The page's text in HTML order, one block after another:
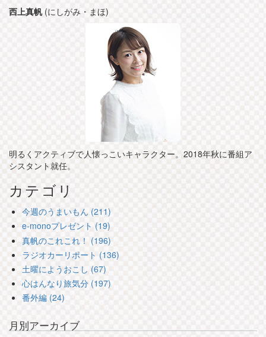
西上真帆(にしがみ・まほ)
明るくアクティブで人懐っこいキャラクター。2018年秋に番組ア
シスタント就任。
カテゴリ
今週のうまいもん (211)
e-monoプレゼント (19)
真帆のこれこれ！ (196)
ラジオカーリポート (136)
土曜にようおこし (67)
心はんなり旅気分 (197)
番外編 (24)
月別アーカイブ